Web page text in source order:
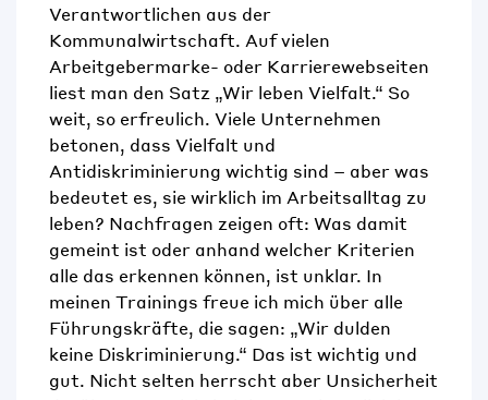
Verantwortlichen aus der
Kommunalwirtschaft. Auf vielen
Arbeitgebermarke- oder Karrierewebseiten
liest man den Satz „Wir leben Vielfalt.“ So
weit, so erfreulich. Viele Unternehmen
betonen, dass Vielfalt und
Antidiskriminierung wichtig sind – aber was
bedeutet es, sie wirklich im Arbeitsalltag zu
leben? Nachfragen zeigen oft: Was damit
gemeint ist oder anhand welcher Kriterien
alle das erkennen können, ist unklar. In
meinen Trainings freue ich mich über alle
Führungskräfte, die sagen: „Wir dulden
keine Diskriminierung.“ Das ist wichtig und
gut. Nicht selten herrscht aber Unsicherheit